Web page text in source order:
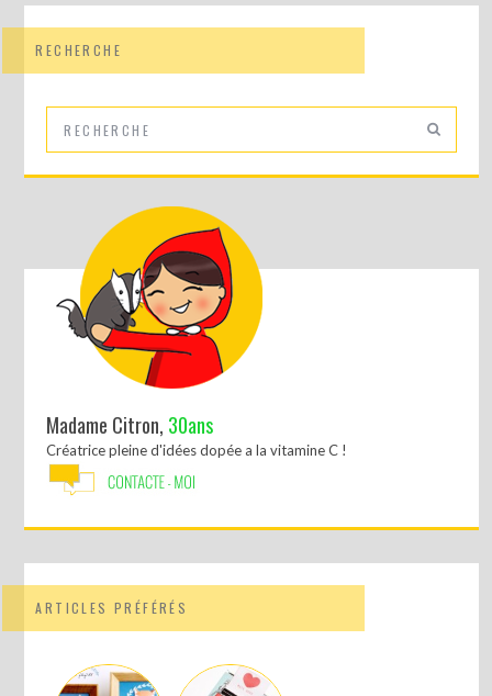
RECHERCHE
Madame Citron, 30ans
Créatrice pleine d'idées dopée a la vitamine C !
ARTICLES PRÉFÉRÉS